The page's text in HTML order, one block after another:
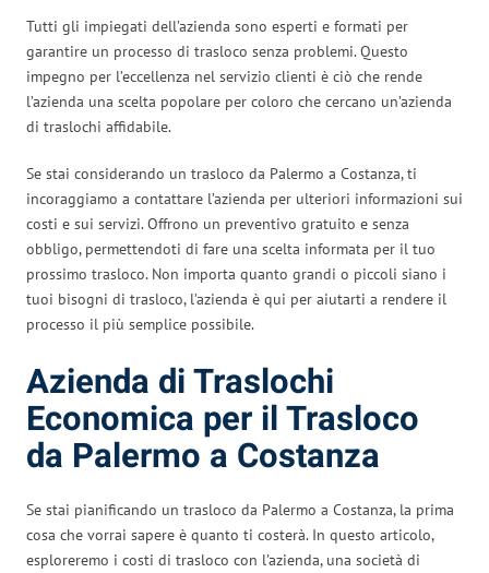
Tutti gli impiegati dell’azienda sono esperti e formati per
garantire un processo di trasloco senza problemi. Questo
impegno per l’eccellenza nel servizio clienti è ciò che rende
l’azienda una scelta popolare per coloro che cercano un’azienda
di traslochi affidabile.
Se stai considerando un trasloco da Palermo a Costanza, ti
incoraggiamo a contattare l’azienda per ulteriori informazioni sui
costi e sui servizi. Offrono un preventivo gratuito e senza
obbligo, permettendoti di fare una scelta informata per il tuo
prossimo trasloco. Non importa quanto grandi o piccoli siano i
tuoi bisogni di trasloco, l’azienda è qui per aiutarti a rendere il
processo il più semplice possibile.
Azienda di Traslochi
Economica per il Trasloco
da Palermo a Costanza
Se stai pianificando un trasloco da Palermo a Costanza, la prima
cosa che vorrai sapere è quanto ti costerà. In questo articolo,
esploreremo i costi di trasloco con l’azienda, una società di